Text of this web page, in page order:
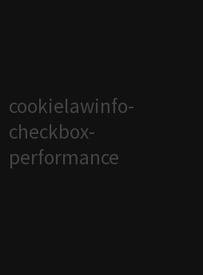
cookielawinfo-
checkbox-
performance